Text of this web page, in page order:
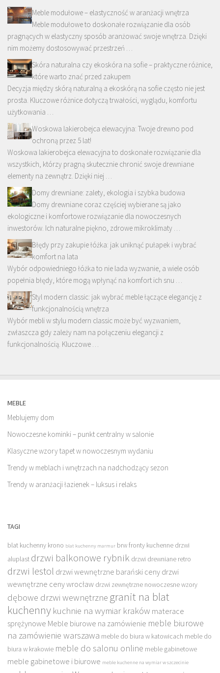
Meble modułowe – elastyczność w aranżacji wnętrza
Meble modułowe to doskonałe rozwiązanie dla osób
pragnących w elastyczny sposób aranżować swoje wnętrza. Dzięki
nim możemy dostosowywać przestrzeń …
Skóra naturalna czy ekoskóra na sofie – praktyczne różnice,
które warto znać przed zakupem
Decyzja między skórą naturalną a ekoskórą na sofie często nie jest
prosta. Kluczowe różnice dotyczą trwałości, wyglądu, komfortu
użytkowania …
Woskowa lakierobejca elewacyjna: Twoje drewno pod
ochroną przez 5 lat!
Woskowa lakierobejca elewacyjna to doskonałe rozwiązanie dla
wszystkich, którzy pragną skutecznie chronić swoje drewniane
elementy na zewnątrz. Dzięki niej …
Domy drewniane: zalety, ekologia i szybka budowa
Domy drewniane coraz częściej wybierane są jako
ekologiczne i komfortowe rozwiązanie dla nowoczesnych
inwestorów. Ich naturalne piękno, zdrowe mikroklimaty …
Błędy przy zakupie łóżka: jak uniknąć pułapek i wybrać
komfort na lata
Wybór odpowiedniego łóżka to nie lada wyzwanie, a wiele osób
popełnia błędy, które mogą wpłynąć na komfort ich snu …
Styl modern classic: jak wybrać meble łączące elegancję z
funkcjonalnością wnętrza
Wybór mebli w stylu modern classic może być wyzwaniem,
zwłaszcza gdy zależy nam na połączeniu elegancji z
funkcjonalnością. Kluczowe …
MEBLE
Meblujemy dom
Nowoczesne kominki – punkt centralny w salonie
Klasyczne wzory tapet w nowoczesnym wydaniu
Trendy w meblach i wnętrzach na nadchodzący sezon
Trendy w aranżacji łazienek – luksus i relaks
TAGI
blat kuchenny krono blat kuchenny marmur brw fronty kuchenne drzwi
aluplast drzwi balkonowe rybnik drzwi drewniane retro
drzwi lestol drzwi wewnętrzne barański ceny drzwi
wewnętrzne ceny wrocław drzwi zewnętrzne nowoczesne wzory
dębowe drzwi wewnętrzne granit na blat
kuchenny kuchnie na wymiar kraków materace
sprężynowe Meble biurowe na zamówienie meble biurowe
na zamówienie warszawa meble do biura w katowicach meble do
biura w krakowie meble do salonu online meble gabinetowe
meble gabinetowe i biurowe meble kuchenne na wymiar w szczecinie